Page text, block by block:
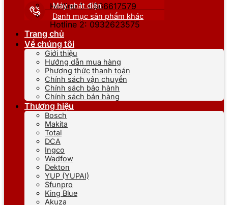
Hotline 1: 0866617579
Hotline 2: 0932623575
Máy phát điện
Danh mục sản phẩm khác
Trang chủ
Về chúng tôi
Giới thiệu
Hướng dẫn mua hàng
Phương thức thanh toán
Chính sách vận chuyển
Chính sách bảo hành
Chính sách bán hàng
Thương hiệu
Bosch
Makita
Total
DCA
Ingco
Wadfow
Dekton
YUP (YUPAI)
Sfunpro
King Blue
Akuza